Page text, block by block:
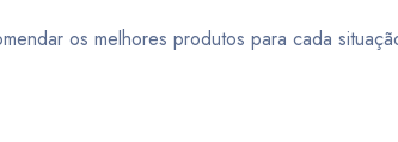
os melhores produtos para cada